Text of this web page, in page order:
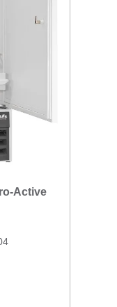
Active